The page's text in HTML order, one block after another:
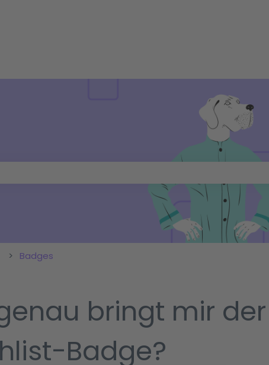
Badges
bringt mir der
Badge?